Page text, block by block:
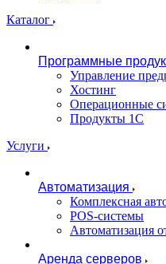
Каталог
Программные
Управление
Хостинг
Операционные
Продукты 1С
Услуги
Автоматизация
Комплексная
POS-системы
Автоматизация
Аренда серверов